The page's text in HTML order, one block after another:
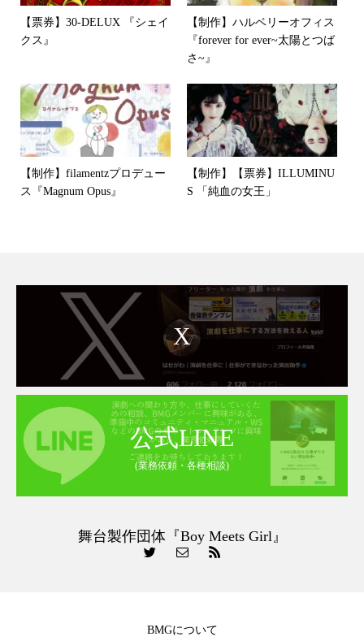
【票券】30-DELUX 『シェイ
クス』
【制作】ハルベリーオフィス
『forever for ever~太陽とつば
さ~』
【制作】filamentzプロデュー
ス『Magnum Opus』
【制作】【票券】ILLUMINU
S 「純血の女王」
X
公式LINE
(業務依頼・各種相談)
舞台製作団体『Boy Meets Girl』
BMGについて